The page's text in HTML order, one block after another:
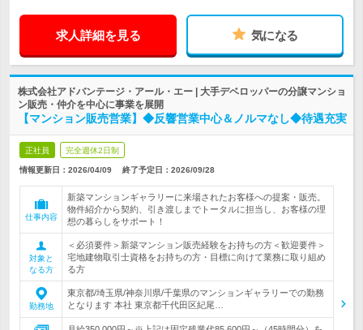
求人詳細を見る 気になる
株式会社アドバンテージ・アール・エー | 大手デベロッパーの分譲マンショ
ン販売・仲介を中心に事業を展開
【マンション販売営業】◆反響営業中心＆ノルマなし◆待遇充実
正社員 完全週休2日制
情報更新日：2026/04/09 終了予定日： 2026/09/28
仕事内容
新築マンションギャラリーに来場されたお客様への提案・販売。
物件紹介から契約、引き渡しまでトータルに担当し、お客様の理
想の暮らしをサポート！
対象と
なる方
＜必須要件＞新築マンション販売経験をお持ちの方＜歓迎要件＞
宅地建物取引士資格をお持ちの方・目標に向けて業務に取り組め
る方
勤務地
東京都/埼玉県/神奈川県/千葉県のマンションギャラリーでの勤務
となります 本社 東京都千代田区紀尾…